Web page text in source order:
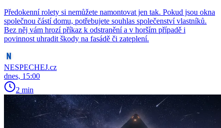
Předokenní rolety si nemůžete namontovat jen tak. Pokud jsou okna
společnou částí domu, potřebujete souhlas společenství vlastníků.
Bez něj vám hrozí příkaz k odstranění a v horším případě i
povinnost uhradit škody na fasádě či zateplení.
NESPECHEJ.cz
dnes, 15:00
2 min